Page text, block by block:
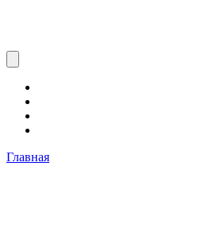
Главная